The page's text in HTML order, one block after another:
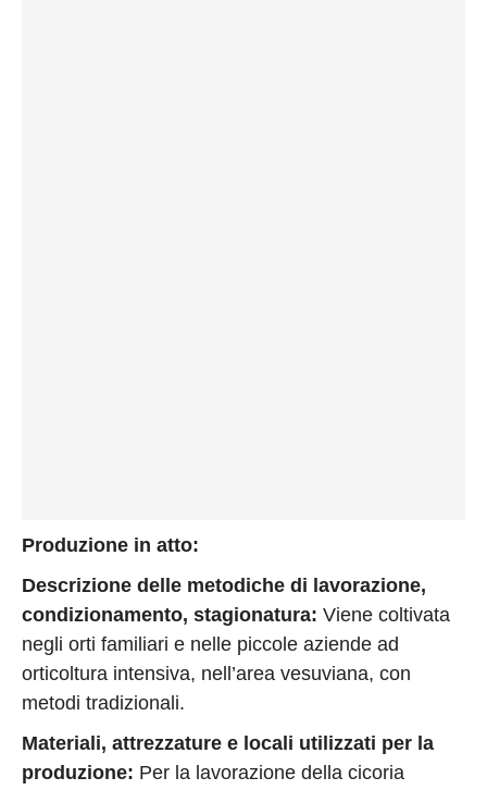
Produzione in atto:
Descrizione delle metodiche di lavorazione,
condizionamento, stagionatura: Viene coltivata
negli orti familiari e nelle piccole aziende ad
orticoltura intensiva, nell’area vesuviana, con
metodi tradizionali.
Materiali, attrezzature e locali utilizzati per la
produzione: Per la lavorazione della cicoria